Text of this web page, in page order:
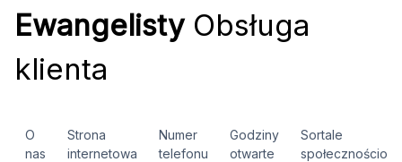
EwangelistyObsługa
klienta
O
nas
Strona
internetowa
Numer
telefonu
Godziny
otwarte
Sortale